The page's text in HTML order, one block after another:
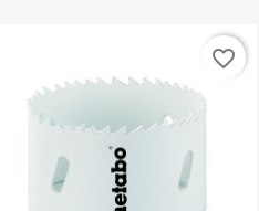
favorite_border